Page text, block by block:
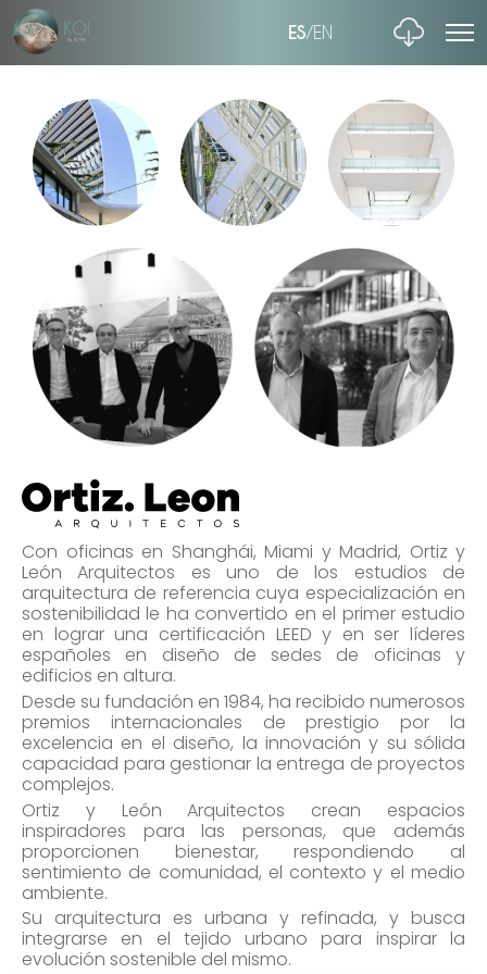
ES/EN
Con oficinas en Shanghái, Miami y Madrid, Ortiz y
León Arquitectos es uno de los estudios de
arquitectura de referencia cuya especialización en
sostenibilidad le ha convertido en el primer estudio
en lograr una certificación LEED y en ser líderes
españoles en diseño de sedes de oficinas y
edificios en altura.
Desde su fundación en 1984, ha recibido numerosos
premios internacionales de prestigio por la
excelencia en el diseño, la innovación y su sólida
capacidad para gestionar la entrega de proyectos
complejos.
Ortiz y León Arquitectos crean espacios
inspiradores para las personas, que además
proporcionen bienestar, respondiendo al
sentimiento de comunidad, el contexto y el medio
ambiente.
Su arquitectura es urbana y refinada, y busca
integrarse en el tejido urbano para inspirar la
evolución sostenible del mismo.